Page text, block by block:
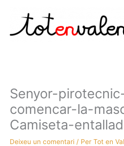
contingut
Senyor-
comencar-la-
Camiseta-
Deixeu un comentari / Per Tot en